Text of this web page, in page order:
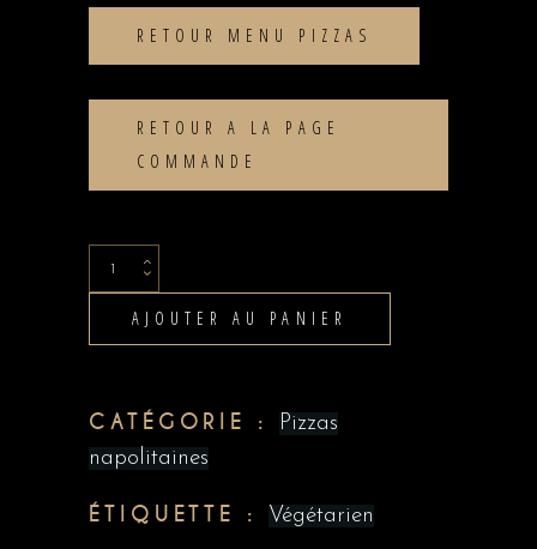
RETOUR MENU PIZZAS
RETOUR A LA PAGE
COMMANDE
Cinque
formaggi
quantity
AJOUTER AU PANIER
CATÉGORIE :
Pizzas
napolitaines
ÉTIQUETTE : Végétarien